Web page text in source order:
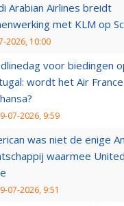
Arabian Airlines breidt
met KLM op
2026, 10:00
voor biedingen
wordt het Air
07-2026, 9:59
was niet de enige
waarmee
07-2026, 9:51